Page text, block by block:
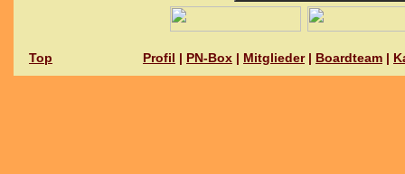
Top Profil | PN-Box | Mitglieder| Boardteam |